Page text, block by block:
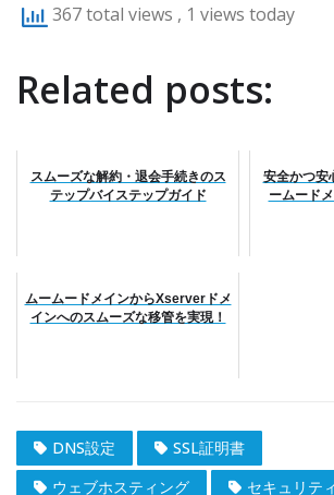
367 total views , 1 views today
Related posts:
スムーズな解約・退会手続きのス
テップバイステップガイド
安全かつ安
ームード
ムームードメインからXserverドメ
インへのスムーズな移管を実現！
DNS設定
SSL証明書
ウェブホスティング
セキュリティ